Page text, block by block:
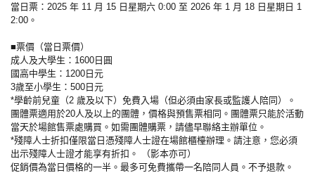
當日票：2025 年 11 月 15 日星期六 0:00 至 2026 年 1 月 18 日星期日 1
2:00。
■票價（當日票價）
成人及大學生：1600日圓
國高中學生：1200日元
3歲至小學生：500日元
*學齡前兒童（2 歲及以下）免費入場（但必須由家長或監護人陪同）。
團體票適用於20人及以上的團體，價格與預售票相同。團體票只能於活動
當天於場館售票處購買。如需團體購票，請儘早聯絡主辦單位。
*殘障人士折扣僅限當日憑殘障人士證在場館櫃檯辦理。請注意，您必須
出示殘障人士證才能享有折扣。 （影本亦可）
促銷價為當日價格的一半。最多可免費攜帶一名陪同人員。不予退款。